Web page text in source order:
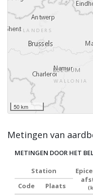
50 km
Metingen van
METINGEN DOOR HET
Station
Code
Plaats